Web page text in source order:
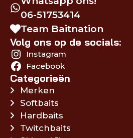
06-51753414
Team Baitnation
Volg ons op de socials:
Instagram
Facebook
Categorieën
Merken
Softbaits
Hardbaits
Twitchbaits